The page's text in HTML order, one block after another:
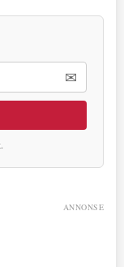
✉
ANNONSE